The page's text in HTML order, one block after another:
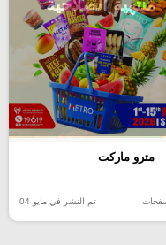
منتهية الصلاحية
مترو ماركت
تم النشر في مايو 04